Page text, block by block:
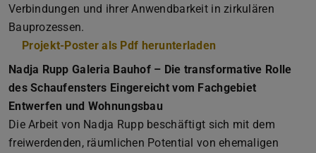
Verbindungen und ihrer Anwendbarkeit in zirkulären
Bauprozessen.
Projekt-Poster als Pdf herunterladen
Nadja Rupp Galeria Bauhof – Die transformative Rolle
des Schaufensters Eingereicht vom Fachgebiet
Entwerfen und Wohnungsbau
Die Arbeit von Nadja Rupp beschäftigt sich mit dem
freiwerdenden, räumlichen Potential von ehemaligen